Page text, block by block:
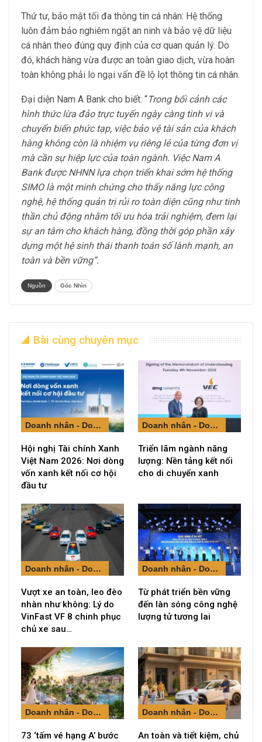
Thứ tư, bảo mật tối đa thông tin cá nhân: Hệ thống
luôn đảm bảo nghiêm ngặt an ninh và bảo vệ dữ liệu
cá nhân theo đúng quy định của cơ quan quản lý. Do
đó, khách hàng vừa được an toàn giao dịch, vừa hoàn
toàn không phải lo ngại vấn đề lộ lọt thông tin cá nhân.
Đại diện Nam A Bank cho biết: “Trong bối cảnh các
hình thức lừa đảo trực tuyến ngày càng tinh vi và
chuyển biến phức tạp, việc bảo vệ tài sản của khách
hàng không còn là nhiệm vụ riêng lẻ của từng đơn vị
mà cần sự hiệp lực của toàn ngành. Việc Nam A
Bank được NHNN lựa chọn triển khai sớm hệ thống
SIMO là một minh chứng cho thấy năng lực công
nghệ, hệ thống quản trị rủi ro toàn diện cũng như tinh
thần chủ động nhằm tối ưu hóa trải nghiệm, đem lại
sự an tâm cho khách hàng, đồng thời góp phần xây
dựng một hệ sinh thái thanh toán số lành mạnh, an
toàn và bền vững”.
Nguồn Góc Nhìn
Bài cùng chuyên mục
Doanh nhân - Doanh nghiệp
Hội nghị Tài chính Xanh
Việt Nam 2026: Nơi dòng
vốn xanh kết nối cơ hội
đầu tư
Doanh nhân - Doanh nghiệp
Triển lãm ngành năng
lượng: Nền tảng kết nối
cho di chuyển xanh
Doanh nhân - Doanh nghiệp
Vượt xe an toàn, leo đèo
nhàn như không: Lý do
VinFast VF 8 chinh phục
chủ xe sau…
Doanh nhân - Doanh nghiệp
Từ phát triển bền vững
đến làn sóng công nghệ
lượng tử tương lai
Doanh nhân - Doanh nghiệp
73 ‘tấm vé hạng A’ bước
Doanh nhân - Doanh nghiệp
An toàn và tiết kiệm, chủ